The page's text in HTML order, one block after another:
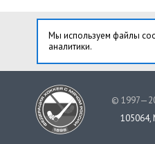
Мы используем файлы
аналитики.
©
105064,